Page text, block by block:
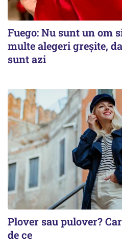
Fuego: Nu sunt un om
multe alegeri greșite,
sunt azi
Plover sau pulover?
de ce